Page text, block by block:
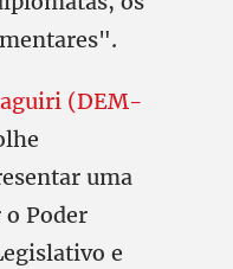
(DEM-
uma
Poder
e